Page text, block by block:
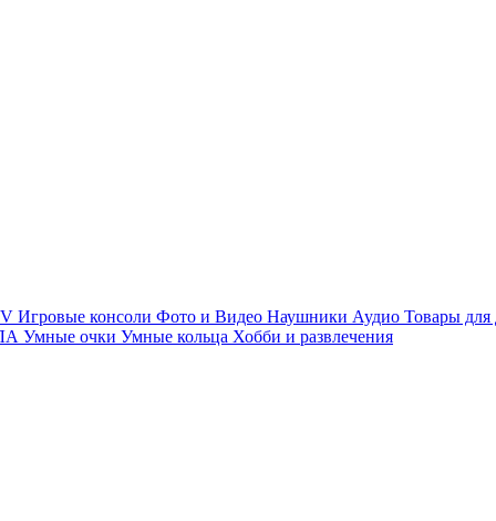
Игровые консоли Фото и Видео Наушники Аудио Товары для
Умные очки Умные кольца Хобби и развлечения